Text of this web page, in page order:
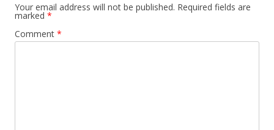
Your email address will not be published. Required fields are
marked *
Comment *